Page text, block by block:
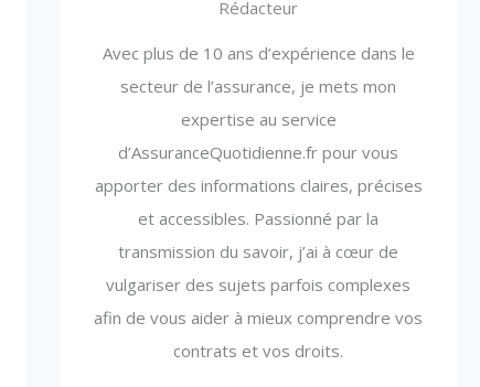
Rédacteur
Avec plus de 10 ans d’expérience dans le
secteur de l’assurance, je mets mon
expertise au service
d’AssuranceQuotidienne.fr pour vous
apporter des informations claires, précises
et accessibles. Passionné par la
transmission du savoir, j’ai à cœur de
vulgariser des sujets parfois complexes
afin de vous aider à mieux comprendre vos
contrats et vos droits.